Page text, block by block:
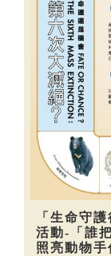
「生命守
活動-「誰
照亮動物手